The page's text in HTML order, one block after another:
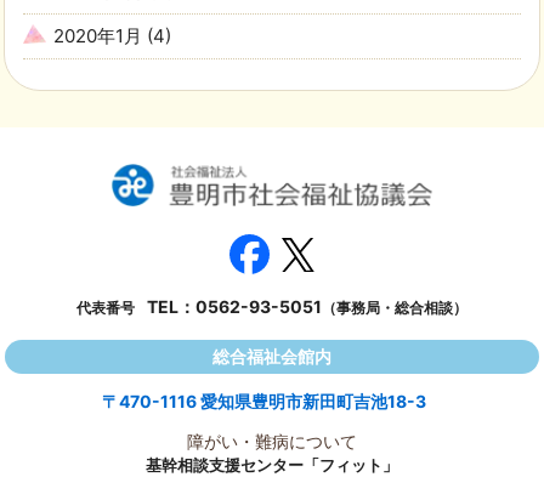
2020年1月 (4)
代表番号 TEL： 0562-93-5051 （事務局・総合相談）
総合福祉会館内
〒470-1116 愛知県豊明市新田町吉池18-3
障がい・難病について
基幹相談支援センター「フィット」